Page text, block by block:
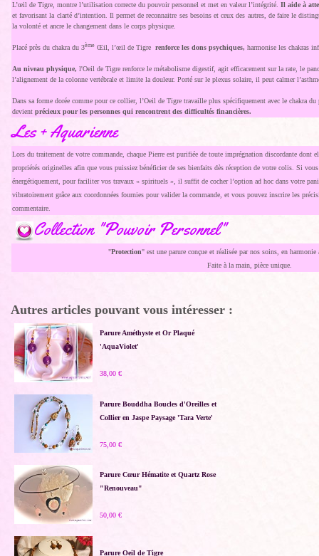
L’œil de Tigre, montre l’utilisation correcte du pouvoir personnel et met en valeur l’intégrité. Il aide à
et favorisant la clarté d’intention. Il permet de reconnaitre ses besoins et ceux des autres, de faire le
la volonté et ancre le changement dans le corps physique.
Placé près du chakra du 3ème Œil, l’œil de Tigre renforce les dons psychiques, harmonise les chakras
Au niveau physique, l'Oeil de Tigre renforce le métabolisme digestif, agit efficacement sur la rate, le
l’alignement de la colonne vertébrale et limite la douleur. Porté sur le plexus solaire, il peut calmer
Dans sa forme dorée comme pour ce collier, l’Oeil de Tigre travaille plus spécifiquement avec le chakra
devient précieux pour les personnes qui rencontrent des difficultés financières.
Les + Aquarienne
Lors du traitement de votre commande, chaque Pierre est purifiée de toute imprégnation discordante dont
propriétés originelles afin que vous puissiez bénéficier de ses bienfaits dès réception de votre colis. Si
énergétiquement, pour faciliter vos travaux « spirituels », il suffit de cocher l’option ad hoc dans votre
vibratoirement grâce aux coordonnées fournies pour valider la commande, et vous pouvez inscrire les
commentaire.
Collection "Pouvoir Personnel"
"Protection" est une parure conçue et réalisée par nos soins, en harmonie
Faite à la main, pièce unique.
Autres articles pouvant vous intéresser :
Parure Améthyste et Or Plaqué
'AquaViolet'
38,00 €
Parure Bouddha Boucles d'Oreilles et
Collier en Jaspe Paysage 'Tara Verte'
75,00 €
Parure Cœur Hématite et Quartz Rose
"Renouveau"
50,00 €
Parure Oeil de Tigre